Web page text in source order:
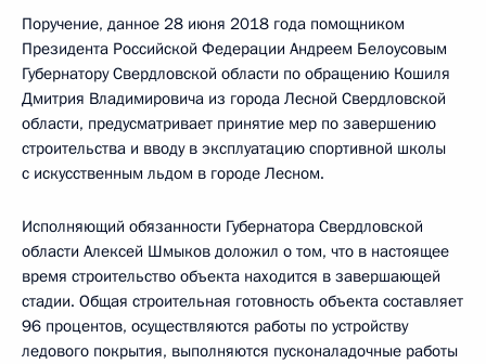
Поручение, данное 28 июня 2018 года помощником
Президента Российской Федерации Андреем Белоусовым
Губернатору Свердловской области по обращению Кошиля
Дмитрия Владимировича из города Лесной Свердловской
области, предусматривает принятие мер по завершению
строительства и вводу в эксплуатацию спортивной школы
с искусственным льдом в городе Лесном.
Исполняющий обязанности Губернатора Свердловской
области Алексей Шмыков доложил о том, что в настоящее
время строительство объекта находится в завершающей
стадии. Общая строительная готовность объекта составляет
96 процентов, осуществляются работы по устройству
ледового покрытия, выполняются пусконаладочные работы